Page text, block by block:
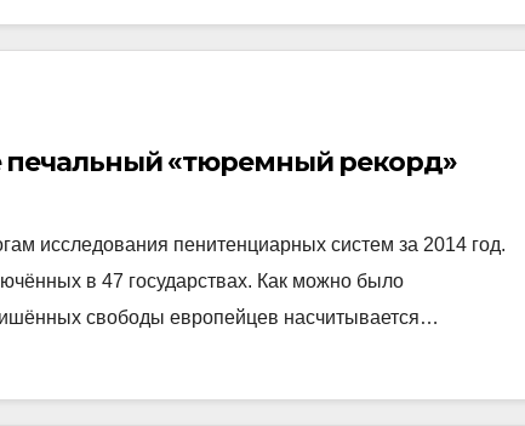
печальный «тюремный рекорд»
исследования пенитенциарных систем за 2014 год.
в 47 государствах. Как можно было
свободы европейцев насчитывается…